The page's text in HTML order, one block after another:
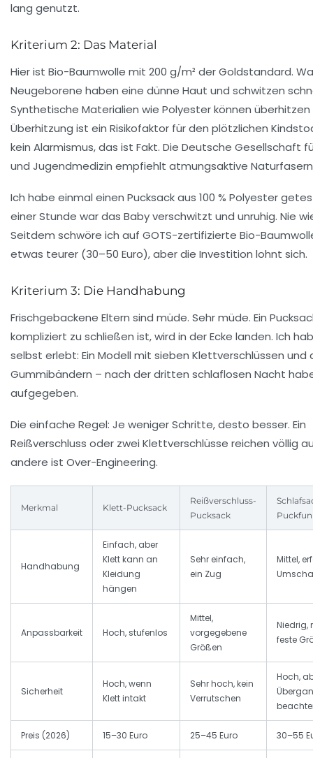
lang genutzt.
Kriterium 2: Das Material
Hier ist Bio-Baumwolle mit 200 g/m² der Goldstandard.
Neugeborene haben eine dünne Haut und schwitzen
Synthetische Materialien wie Polyester können überhitzen
Überhitzung ist ein Risikofaktor für den plötzlichen
kein Alarmismus, das ist Fakt. Die Deutsche Gesellschaft
und Jugendmedizin empfiehlt atmungsaktive
Ich habe einmal einen Pucksack aus 100 % Polyester
einer Stunde war das Baby verschwitzt und unruhig. Nie
Seitdem schwöre ich auf GOTS-zertifizierte Bio-
etwas teurer (30–50 Euro), aber die Investition lohnt sich.
Kriterium 3: Die Handhabung
Frischgebackene Eltern sind müde. Sehr müde. Ein
kompliziert zu schließen ist, wird in der Ecke landen. Ich
selbst erlebt: Ein Modell mit sieben Klettverschlüssen und
Gummibändern – nach der dritten schlaflosen Nacht
aufgegeben.
Die einfache Regel: Je weniger Schritte, desto besser. Ein
Reißverschluss oder zwei Klettverschlüsse reichen völlig
andere ist Over-Engineering.
Merkmal Klett-Pucksack
Reißverschluss-
Pucksack
Handhabung
Einfach, aber
Klett kann an
Kleidung
hängen
Sehr einfach,
ein Zug
Mittel,
Anpassbarkeit Hoch, stufenlos
Mittel,
vorgegebene
Größen
Niedrig,
feste
Sicherheit
Hoch, wenn
Klett intakt
Sehr hoch, kein
Verrutschen
Hoch,
Preis (2026) 15–30 Euro 25–45 Euro 30–55